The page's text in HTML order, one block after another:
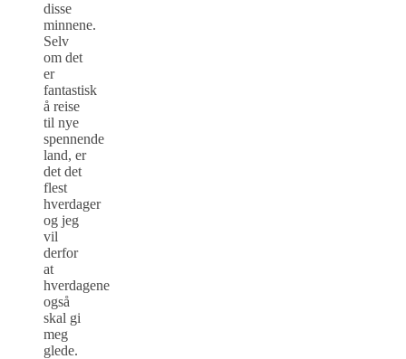
disse
minnene.
Selv
om det
er
fantastisk
å reise
til nye
spennende
land, er
det det
flest
hverdager
og jeg
vil
derfor
at
hverdagene
også
skal gi
meg
glede.